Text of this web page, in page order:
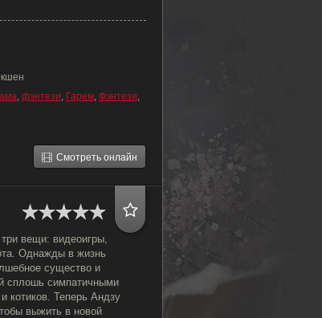
, фэнтези, Гарем, Фэнтези,
Смотреть онлайн
вещи: видеоигры,
Однажды в жизнь
существо и
сплошь симпатичными
котиков. Теперь Андзу
выжить в новой